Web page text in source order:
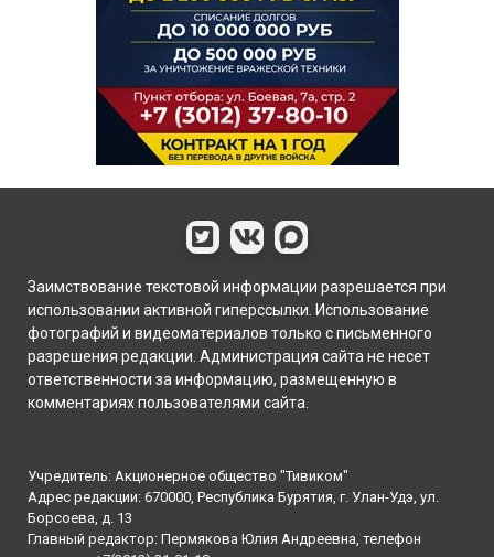
Заимствование текстовой информации разрешается при
использовании активной гиперссылки. Использование
фотографий и видеоматериалов только с письменного
разрешения редакции. Администрация сайта не несет
ответственности за информацию, размещенную в
комментариях пользователями сайта.
Учредитель: Акционерное общество "Тивиком"
Адрес редакции: 670000, Республика Бурятия, г. Улан-Удэ, ул.
Борсоева, д. 13
Главный редактор: Пермякова Юлия Андреевна, телефон